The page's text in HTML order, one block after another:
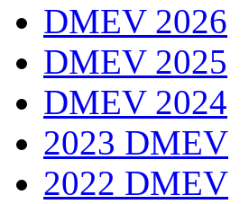
DMEV 2026
DMEV 2025
DMEV 2024
2023 DMEV
2022 DMEV